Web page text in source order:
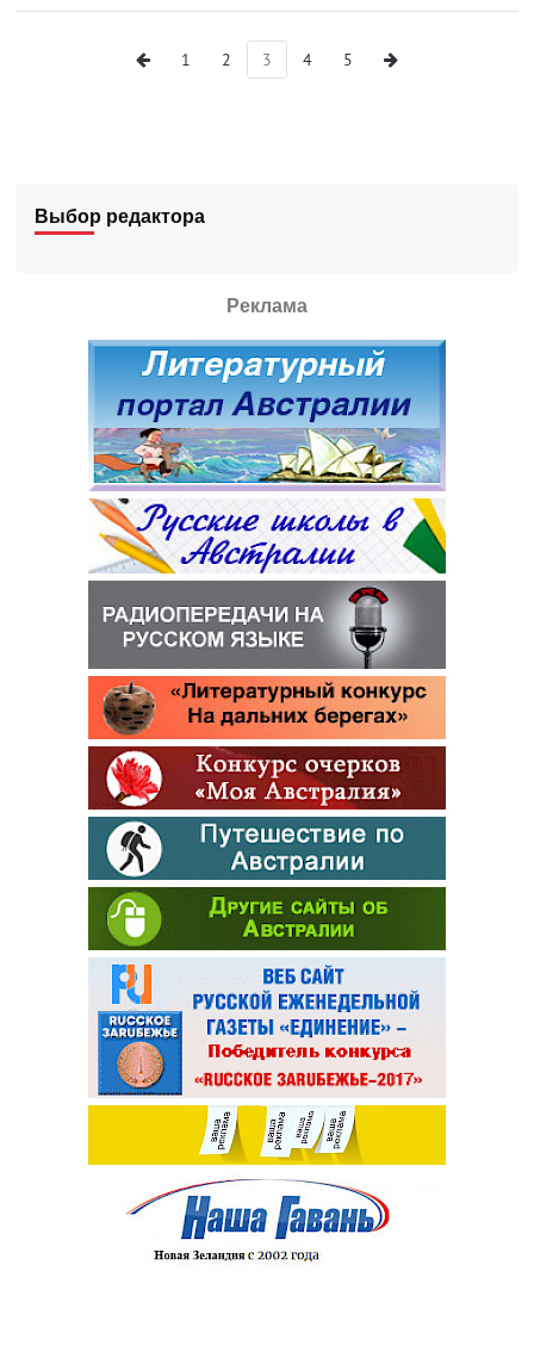
1 2 3 4 5
Выбор редактора
Реклама